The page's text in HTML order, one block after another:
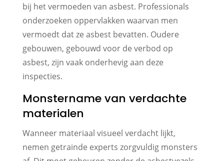
bij het vermoeden van asbest. Professionals
onderzoeken oppervlakken waarvan men
vermoedt dat ze asbest bevatten. Oudere
gebouwen, gebouwd voor de verbod op
asbest, zijn vaak onderhevig aan deze
inspecties.
Monstername van verdachte
materialen
Wanneer materiaal visueel verdacht lijkt,
nemen getrainde experts zorgvuldig monsters